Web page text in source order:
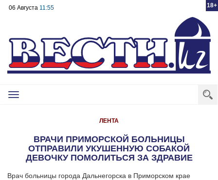
18+
06 Августа 11:55
Toggle
ЛЕНТА
ВРАЧИ ПРИМОРСКОЙ БОЛЬНИЦЫ
ОТПРАВИЛИ УКУШЕННУЮ СОБАКОЙ
ДЕВОЧКУ ПОМОЛИТЬСЯ ЗА ЗДРАВИЕ
Врач больницы города Дальнегорска в Приморском крае